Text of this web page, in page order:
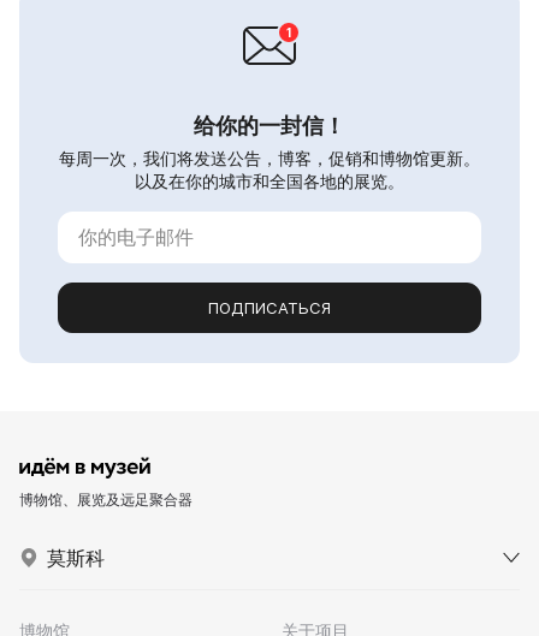
给你的一封信！
每周一次，我们将发送公告，博客，促销和博物馆更新。
以及在你的城市和全国各地的展览。
ПОДПИСАТЬСЯ
博物馆、展览及远足聚合器
莫斯科
博物馆
关于项目